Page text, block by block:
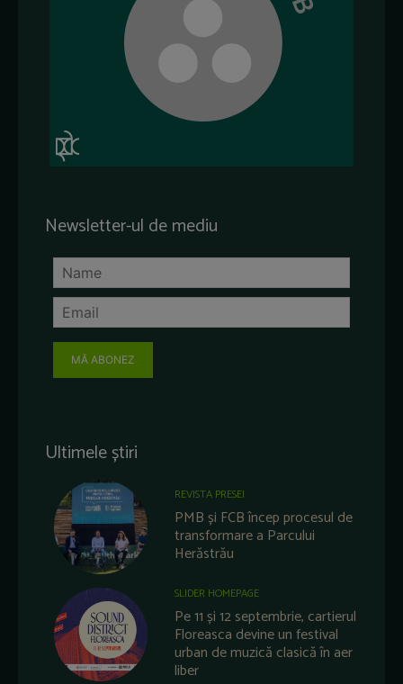
Newsletter-ul de mediu
MĂ ABONEZ
Ultimele știri
REVISTA PRESEI
PMB și FCB încep procesul de
transformare a Parcului
Herăstrău
SLIDER HOMEPAGE
Pe 11 și 12 septembrie, cartierul
Floreasca devine un festival
urban de muzică clasică în aer
liber